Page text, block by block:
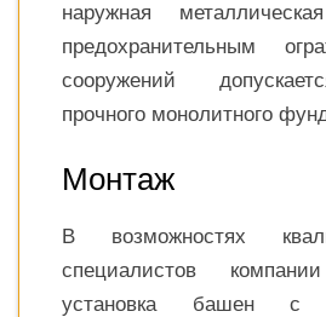
наружная
предохранительным
сооружений
прочного монолитного
Монтаж
В возможностях
специалистов
установка башен с